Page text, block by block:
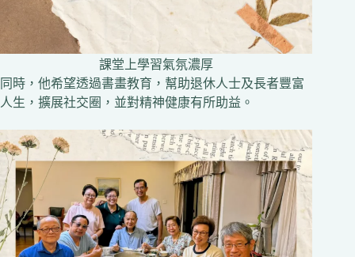
課堂上學習氣氛濃厚
同時，他希望透過書畫教育，幫助退休人士及長者豐富
人生，擴展社交圈，並對精神健康有所助益。